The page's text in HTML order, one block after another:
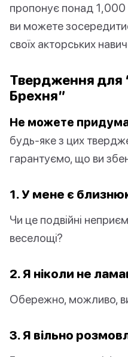
пропонує понад 1,000
ви можете
своїх акторських
Твердження для
Брехня”
Не можете
будь-яке з цих
гарантуємо, що ви
1. У мене є
Чи це подвійні
веселощі?
2. Я ніколи не
Обережно, можливо,
3. Я вільно